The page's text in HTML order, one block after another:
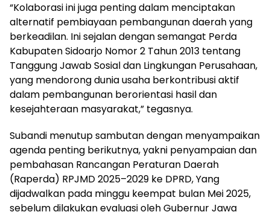
“Kolaborasi ini juga penting dalam menciptakan
alternatif pembiayaan pembangunan daerah yang
berkeadilan. Ini sejalan dengan semangat Perda
Kabupaten Sidoarjo Nomor 2 Tahun 2013 tentang
Tanggung Jawab Sosial dan Lingkungan Perusahaan,
yang mendorong dunia usaha berkontribusi aktif
dalam pembangunan berorientasi hasil dan
kesejahteraan masyarakat,” tegasnya.
Subandi menutup sambutan dengan menyampaikan
agenda penting berikutnya, yakni penyampaian dan
pembahasan Rancangan Peraturan Daerah
(Raperda) RPJMD 2025–2029 ke DPRD, Yang
dijadwalkan pada minggu keempat bulan Mei 2025,
sebelum dilakukan evaluasi oleh Gubernur Jawa